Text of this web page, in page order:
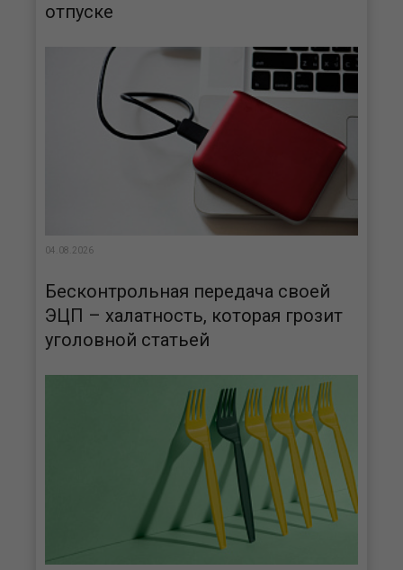
отпуске
04.08.2026
Бесконтрольная передача своей
ЭЦП – халатность, которая грозит
уголовной статьей